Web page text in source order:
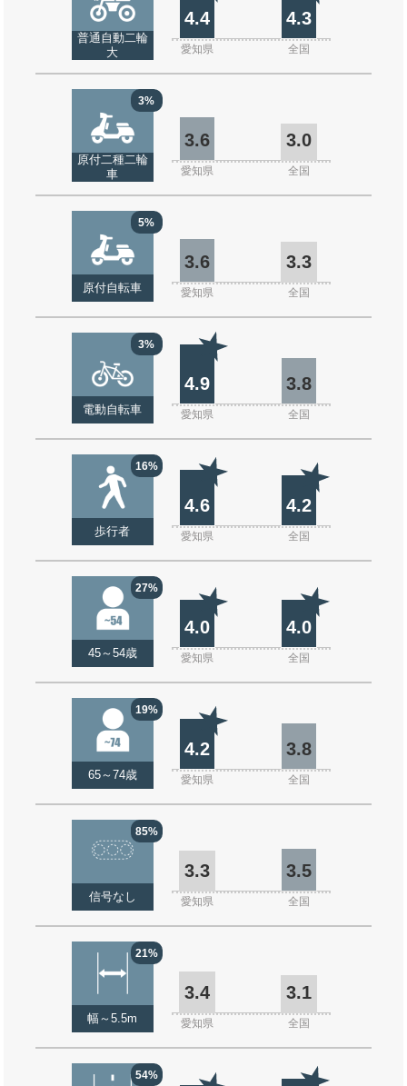
普通自動二輪
大
4.4 4.3
愛知県 全国
3%
原付二種二輪
車
3.6 3.0
愛知県 全国
5%
原付自転車
3.6 3.3
愛知県 全国
3%
電動自転車
4.9 3.8
愛知県 全国
16%
歩行者
4.6 4.2
愛知県 全国
27%
45～54歳
4.0 4.0
愛知県 全国
19%
65～74歳
4.2 3.8
愛知県 全国
85%
信号なし
3.3 3.5
愛知県 全国
21%
幅～5.5m
3.4 3.1
愛知県 全国
54%